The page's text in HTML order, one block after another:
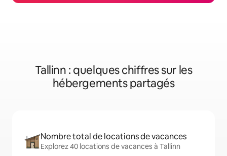
Tallinn : quelques chiffres sur les
hébergements partagés
Nombre total de locations de vacances
Explorez 40 locations de vacances à Tallinn